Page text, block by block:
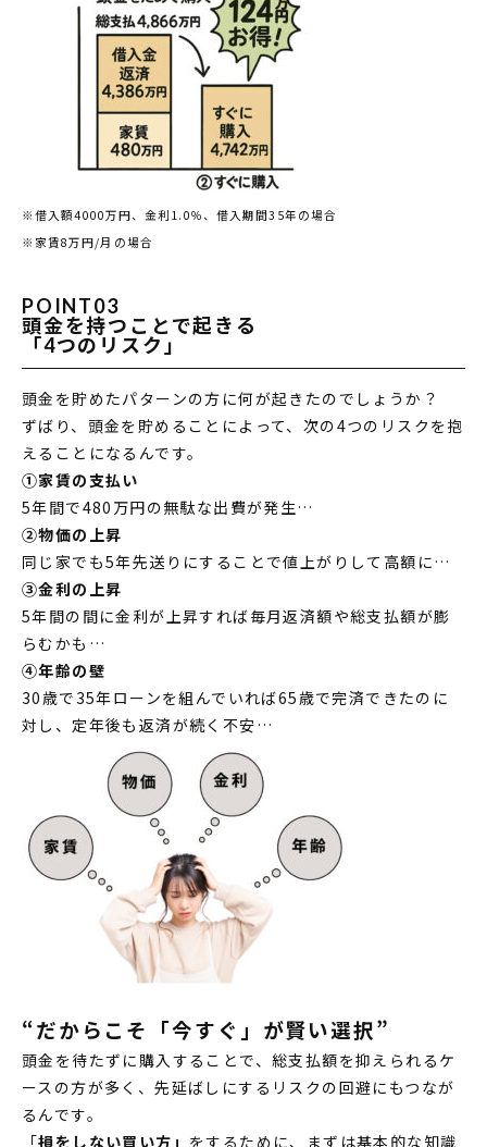
※借入額4000万円、金利1.0％、借入期間35年の場合
※家賃8万円/月の場合
POINT03
頭金を持つことで起きる
「4つのリスク」
頭金を貯めたパターンの方に何が起きたのでしょうか？
ずばり、頭金を貯めることによって、次の4つのリスクを抱
えることになるんです。
①家賃の支払い
5年間で480万円の無駄な出費が発生…
②物価の上昇
同じ家でも5年先送りにすることで値上がりして高額に…
③金利の上昇
5年間の間に金利が上昇すれば毎月返済額や総支払額が膨
らむかも…
④年齢の壁
30歳で35年ローンを組んでいれば65歳で完済できたのに
対し、定年後も返済が続く不安…
“だからこそ「今すぐ」が賢い選択”
頭金を待たずに購入することで、総支払額を抑えられるケ
ースの方が多く、先延ばしにするリスクの回避にもつなが
るんです。
「損をしない買い方」 をするために、まずは基本的な知識